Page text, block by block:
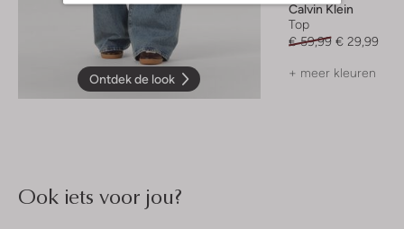
Ontdek de look
Calvin Klein
Top
€ 59,99 € 29,99
+ meer kleuren
Ook iets voor jou?